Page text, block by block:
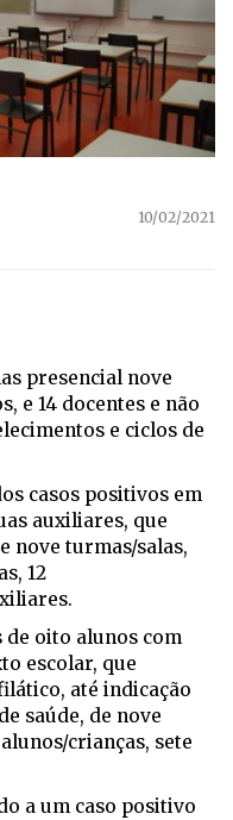
10/02/2021
presencial nove
e 14 docentes e não
e ciclos de
casos positivos em
auxiliares, que
nove turmas/salas,
12
de oito alunos com
escolar, que
até indicação
saúde, de nove
crianças, sete
a um caso positivo